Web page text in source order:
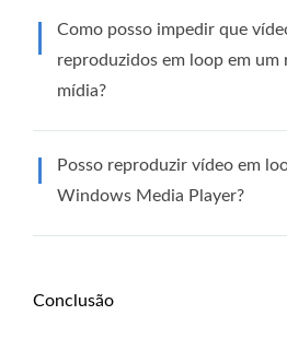
Como posso impedir que
reproduzidos em loop em
mídia?
Posso reproduzir vídeo em
Windows Media Player?
Conclusão